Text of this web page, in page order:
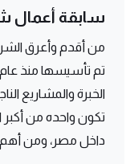
سابقة أعمال
من أقدم وأعرق
الخبرة والمشاريع
تكون واحده من أكبر
داخل مصر، ومن أهم